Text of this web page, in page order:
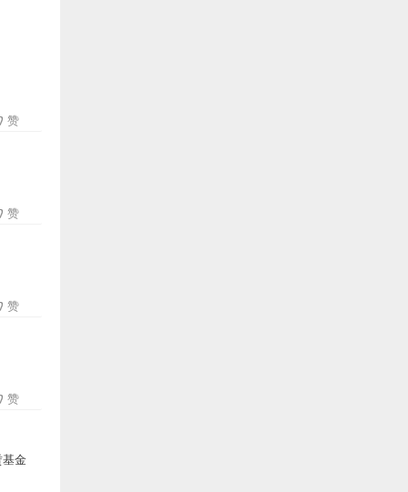
赞
赞
赞
赞
金